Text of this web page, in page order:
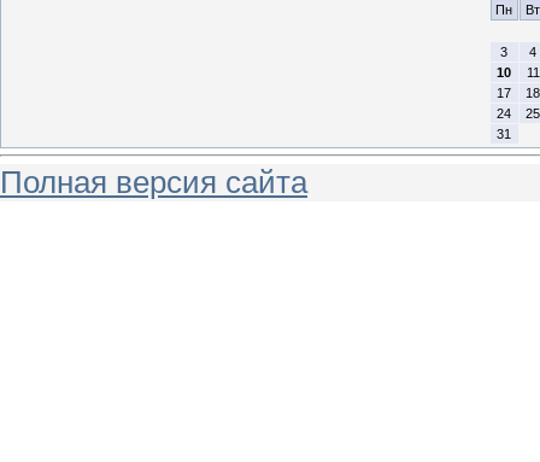
Пн
Вт
3
4
10
11
17
18
24
25
31
Полная версия сайта